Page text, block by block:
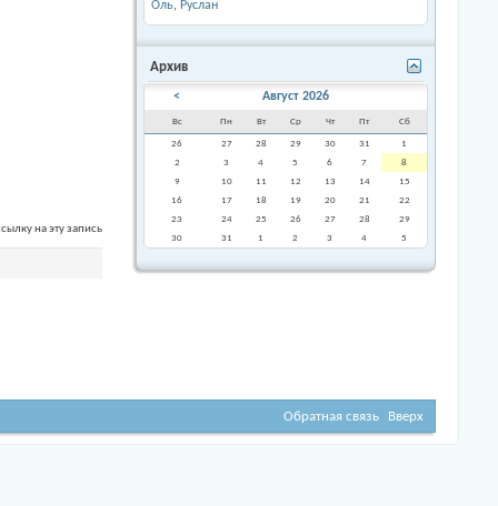
на эту запись
Оль, Руслан
Архив
< Август 2026
Вс Пн Вт Ср Чт Пт Сб
26 27 28 29 30 31
1
2
3 4 5 6 7
8
9
10 11 12 13 14
15
16
17 18 19 20 21
22
23
24 25 26 27 28
29
30
31 1 2 3 4 5
Обратная связь Вверх